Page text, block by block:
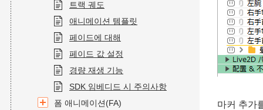
트랙 궤도
애니메이션 템플릿
페이드에 대해
페이드 값 설정
경량 재생 기능
SDK 임베디드 시 주의사항
폼 애니메이션(FA)
마커 추가